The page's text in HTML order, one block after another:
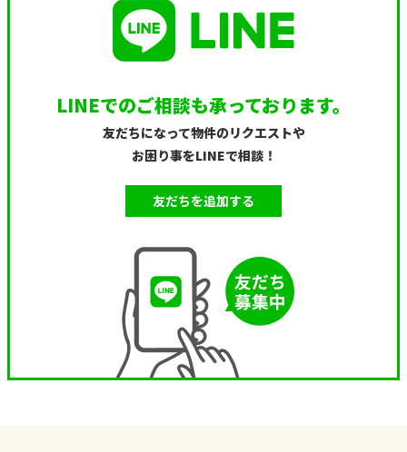
LINEでのご相談も承っております。
友だちになって物件のリクエストや
お困り事をLINEで相談！
友だちを追加する